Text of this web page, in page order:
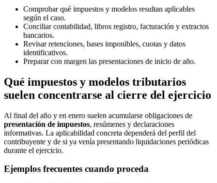
Comprobar qué impuestos y modelos resultan aplicables
según el caso.
Conciliar contabilidad, libros registro, facturación y extractos
bancarios.
Revisar retenciones, bases imponibles, cuotas y datos
identificativos.
Preparar con margen las presentaciones de inicio de año.
Qué impuestos y modelos tributarios
suelen concentrarse al cierre del ejercicio
Al final del año y en enero suelen acumularse obligaciones de
presentación de impuestos, resúmenes y declaraciones
informativas. La aplicabilidad concreta dependerá del perfil del
contribuyente y de si ya venía presentando liquidaciones periódicas
durante el ejercicio.
Ejemplos frecuentes cuando proceda